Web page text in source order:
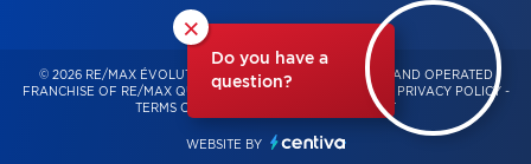
×
Do you have a
question?
© 2026 RE/MAX ÉVOLUTION – INDEPENDENTLY OWNED AND OPERATED
FRANCHISE OF RE/MAX QUÉBEC – ALL RIGHTS RESERVED -
PRIVACY POLICY -
TERMS OF USE
CONSENT MANAGEMENT
WEBSITE BY